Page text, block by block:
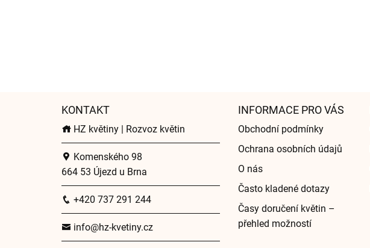
KONTAKT
HZ květiny | Rozvoz květin
Komenského 98
664 53 Újezd u Brna
+420 737 291 244
info@hz-kvetiny.cz
INFORMACE PRO VÁS
Obchodní podmínky
Ochrana osobních údajů
O nás
Často kladené dotazy
Časy doručení květin –
přehled možností